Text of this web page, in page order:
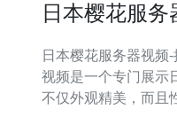
日本樱花服
日本樱花服务器视频-探秘日
视频是一个专门展示
不仅外观精美，而且